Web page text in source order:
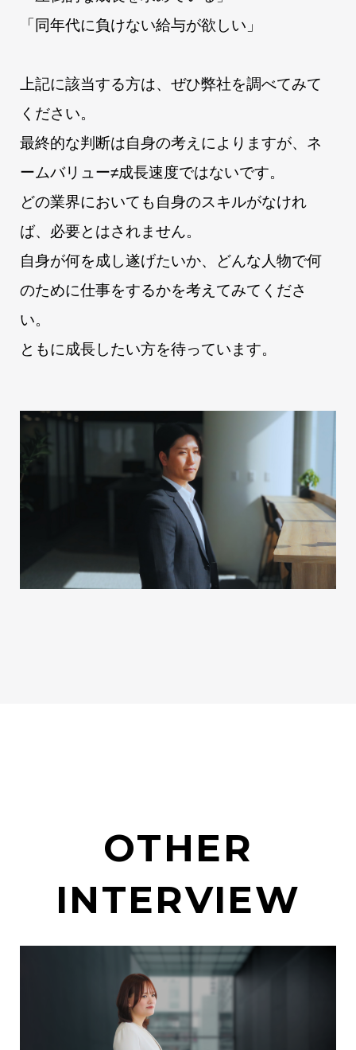
「同年代に負けない給与が欲しい」
上記に該当する方は、ぜひ弊社を調べてみて
ください。
最終的な判断は自身の考えによりますが、ネ
ームバリュー≠成長速度ではないです。
どの業界においても自身のスキルがなけれ
ば、必要とはされません。
自身が何を成し遂げたいか、どんな人物で何
のために仕事をするかを考えてみてくださ
い。
ともに成長したい方を待っています。
OTHER
INTERVIEW